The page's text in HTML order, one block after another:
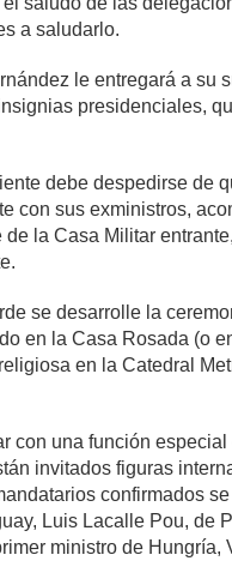
a saludarlo.
le entregará a su
presidenciales,
debe despedirse de
con sus exministros,
de la Casa Militar
se desarrolle la
en la Casa Rosada (o
en la Catedral
con una función
invitados figuras
confirmados
Luis Lacalle Pou, de
ministro de Hungría,